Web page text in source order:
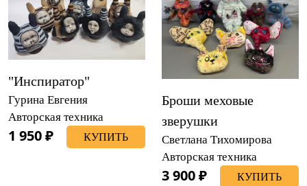
"Инспиратор"
Гурина Евгения
Авторская техника
1 950 ₽ КУПИТЬ
Броши меховые
зверушки
Светлана Тихомирова
Авторская техника
3 900 ₽ КУПИТЬ